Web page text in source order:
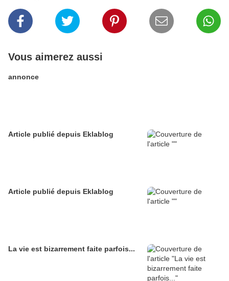
Vous aimerez aussi
annonce
Article publié depuis Eklablog
Article publié depuis Eklablog
La vie est bizarrement faite parfois...